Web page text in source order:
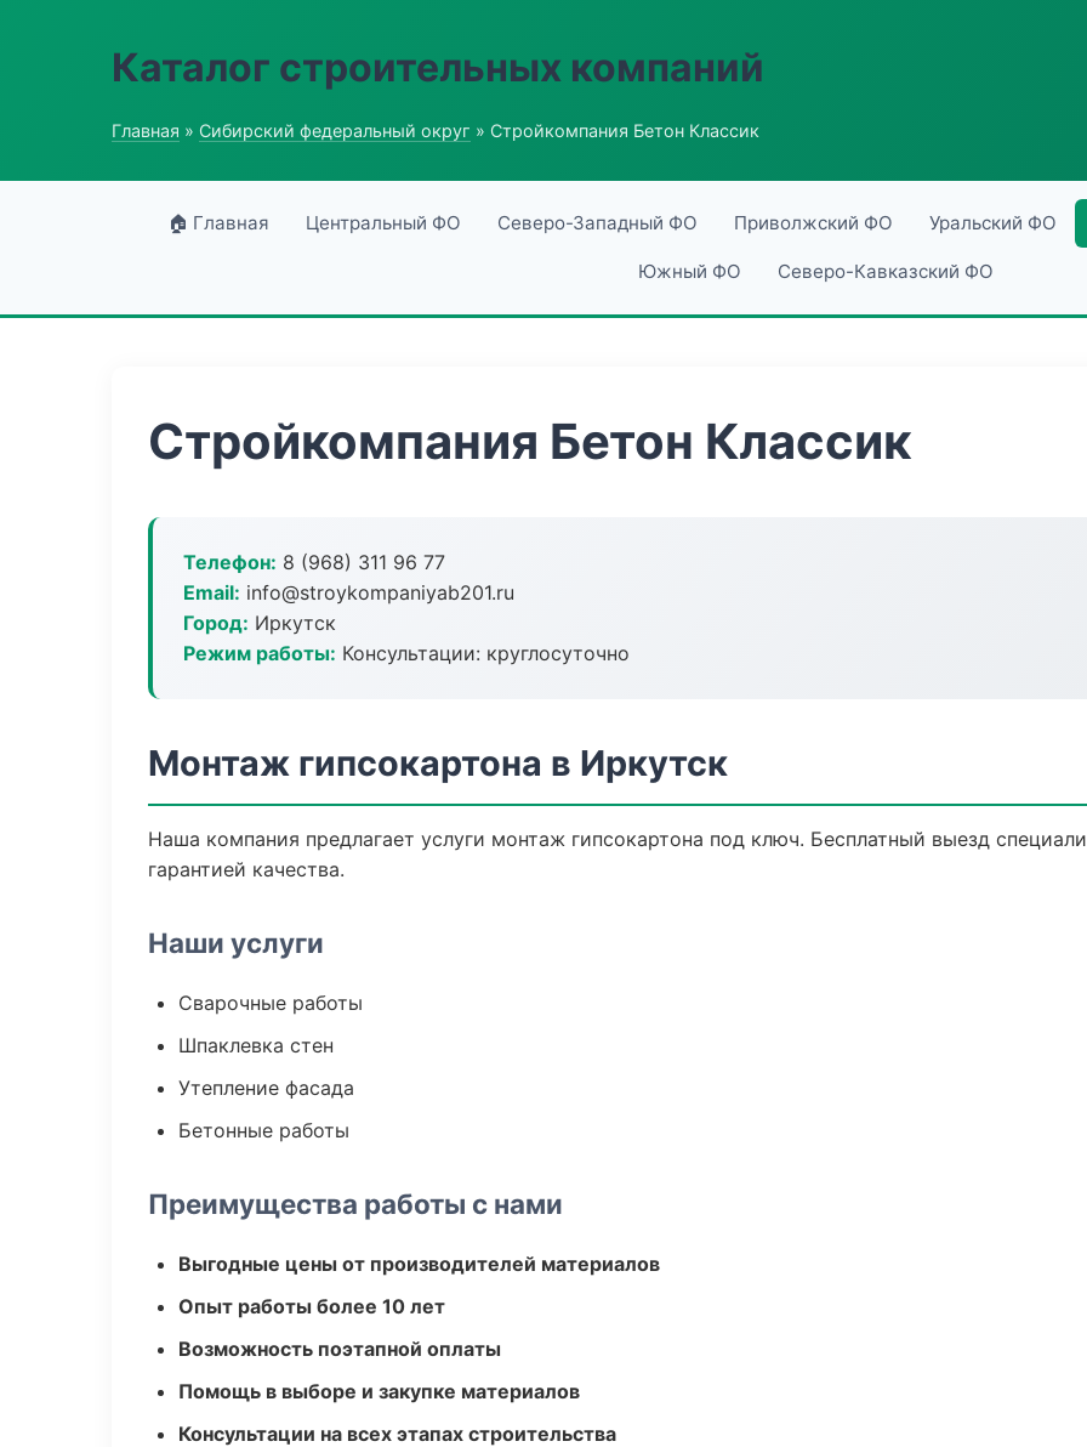
Каталог строительных компаний
Главная » Сибирский федеральный округ » Стройкомпания Бетон Классик
🏠 Главная Центральный ФО Северо-Западный ФО Приволжский ФО Уральский ФО
Южный ФО Северо-Кавказский ФО
Стройкомпания Бетон Классик
Телефон: 8 (968) 311 96 77
Email: info@stroykompaniyab201.ru
Город: Иркутск
Режим работы: Консультации: круглосуточно
Монтаж гипсокартона в Иркутск
Наша компания предлагает услуги монтаж гипсокартона под ключ. Бесплатный выезд
гарантией качества.
Наши услуги
Сварочные работы
Шпаклевка стен
Утепление фасада
Бетонные работы
Преимущества работы с нами
Выгодные цены от производителей материалов
Опыт работы более 10 лет
Возможность поэтапной оплаты
Помощь в выборе и закупке материалов
Консультации на всех этапах строительства